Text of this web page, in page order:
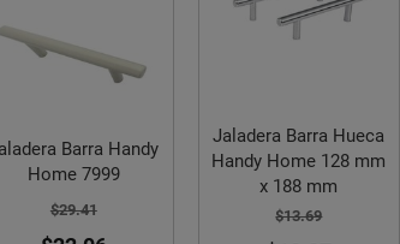
Handy Home 128 mm
x 188 mm
$13.69
Jaladera Barra Acero
Handy Home Níquel
Satinado 7990
$31.89